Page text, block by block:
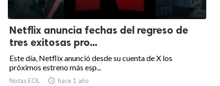
Netflix anuncia fechas del regreso de
tres exitosas pro...
Este día, Netflix anunció desde su cuenta de X los
próximos estreno más esp...
Notas EOL  hace 1 año